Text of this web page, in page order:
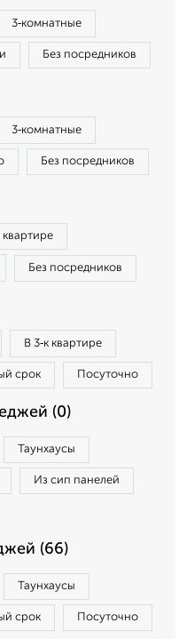
3‑комнатные
Без посредников
3‑комнатные
Без посредников
Без посредников
В 3‑к квартире
срок Посуточно
(0)
Таунхаусы
Из сип панелей
(66)
Таунхаусы
срок Посуточно